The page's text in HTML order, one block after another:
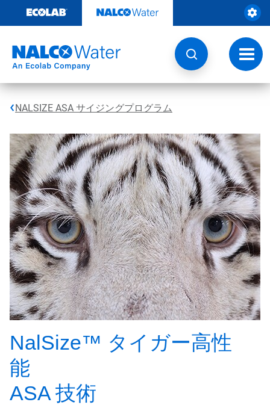
テ
る
ト
グ
ル
ナ
ョ
ン
NALSIZE ASA サイジングプログラム
NalSize™ タイガー高性
能
ASA 技術